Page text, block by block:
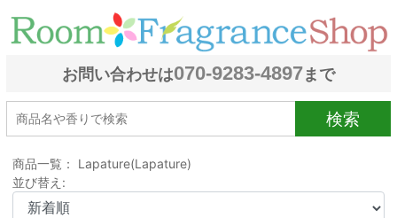
お問い合わせは070-9283-4897まで
検索
商品一覧： Lapature(Lapature)
並び替え: